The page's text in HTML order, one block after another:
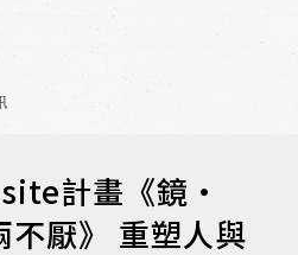
計畫《鏡・
不厭》 重塑人與